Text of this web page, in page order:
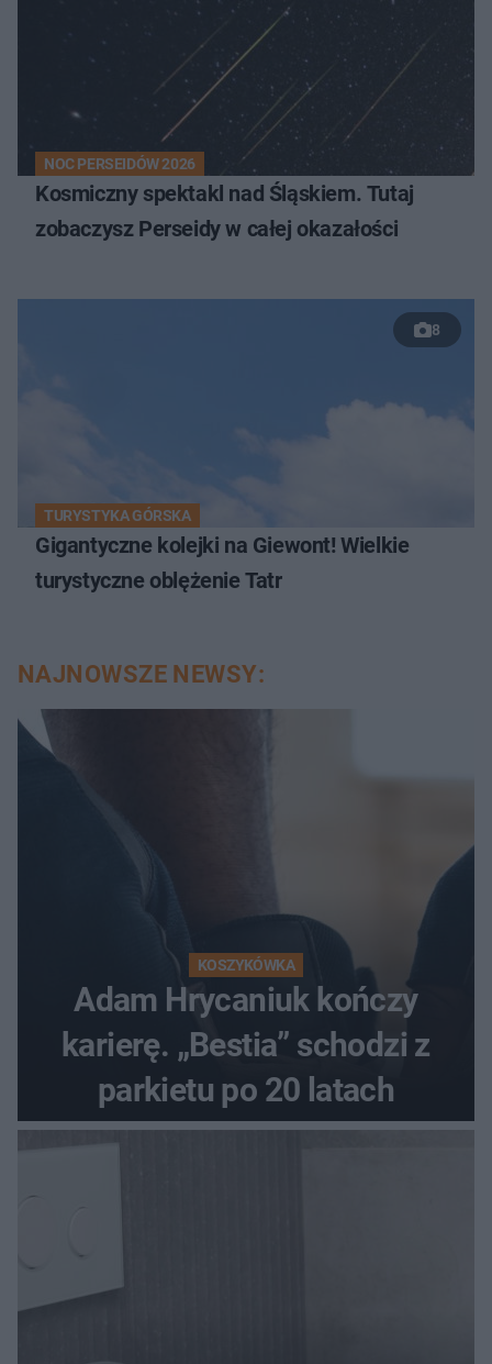
NOC PERSEIDÓW 2026
Kosmiczny spektakl nad Śląskiem. Tutaj
zobaczysz Perseidy w całej okazałości
8
TURYSTYKA GÓRSKA
Gigantyczne kolejki na Giewont! Wielkie
turystyczne oblężenie Tatr
NAJNOWSZE NEWSY:
KOSZYKÓWKA
Adam Hrycaniuk kończy
karierę. „Bestia” schodzi z
parkietu po 20 latach